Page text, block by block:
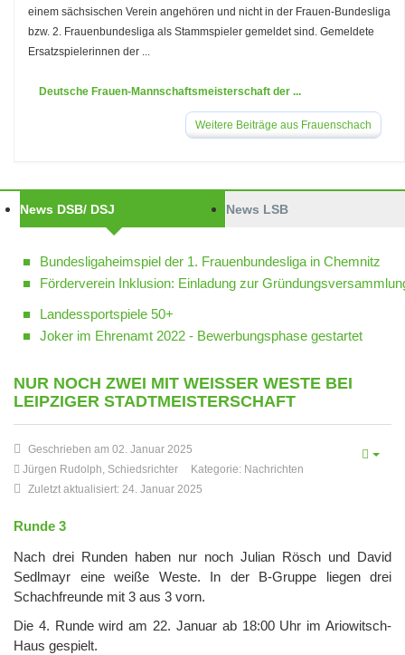
einem sächsischen Verein angehören und nicht in der Frauen-Bundesliga
bzw. 2. Frauenbundesliga als Stammspieler gemeldet sind. Gemeldete
Ersatzspielerinnen der ...
Deutsche Frauen-Mannschaftsmeisterschaft der ...
Weitere Beiträge aus Frauenschach
News DSB/ DSJ News LSB
Bundesligaheimspiel der 1. Frauenbundesliga in Chemnitz
Förderverein Inklusion: Einladung zur
Landessportspiele 50+
Joker im Ehrenamt 2022 - Bewerbungsphase gestartet
NUR NOCH ZWEI MIT WEISSER WESTE BEI L
EIPZIGER STADTMEISTERSCHAFT
Geschrieben am 02. Januar 2025
Jürgen Rudolph, Schiedsrichter
Kategorie: Nachrichten
Zuletzt aktualisiert: 24. Januar 2025
Runde 3
Nach drei Runden haben nur noch Julian Rösch und David
Sedlmayr eine weiße Weste. In der B-Gruppe liegen drei
Schachfreunde mit 3 aus 3 vorn.
Die 4. Runde wird am 22. Januar ab 18:00 Uhr im Ariowitsch-
Haus gespielt.